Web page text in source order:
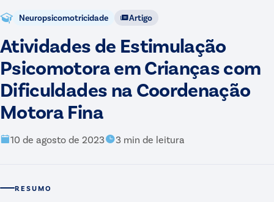
Neuropsicomotricidade Artigo
Atividades de Estimulação
Psicomotora em Crianças com
Dificuldades na Coordenação
Motora Fina
10 de agosto de 2023 3 min de leitura
RESUMO